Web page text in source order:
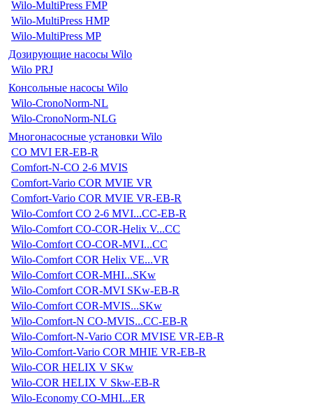
Wilo-MultiPress FMP
Wilo-MultiPress HMP
Wilo-MultiPress MP
Дозирующие насосы Wilo
Wilo PRJ
Консольные насосы Wilo
Wilo-CronoNorm-NL
Wilo-CronoNorm-NLG
Многонасосные установки Wilo
CO MVI ER-EB-R
Comfort-N-CO 2-6 MVIS
Comfort-Vario COR MVIE VR
Comfort-Vario COR MVIE VR-EB-R
Wilo-Comfort CO 2-6 MVI...CC-EB-R
Wilo-Comfort CO-COR-Helix V...CC
Wilo-Comfort CO-COR-MVI...CC
Wilo-Comfort COR Helix VE...VR
Wilo-Comfort COR-MHI...SKw
Wilo-Comfort COR-MVI SKw-EB-R
Wilo-Comfort COR-MVIS...SKw
Wilo-Comfort-N CO-MVIS...CC-EB-R
Wilo-Comfort-N-Vario COR MVISE VR-EB-R
Wilo-Comfort-Vario COR MHIE VR-EB-R
Wilo-COR HELIX V SKw
Wilo-COR HELIX V Skw-EB-R
Wilo-Economy CO-MHI...ER